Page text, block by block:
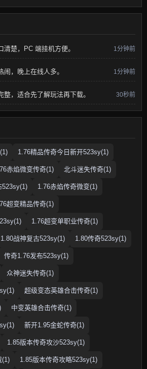
楚，PC 端挂机方便。 1分钟前
，晚上在线人多。 1分钟前
，适合先了解玩法再下载。 30秒前
1.76精品传奇今日新开523sy(1)
赤焰微变传奇(1) 北斗迷失传奇(1)
523sy(1) 1.76赤焰传奇微变(1)
超变精品传奇(1)
1.76超变单职业传奇(1)
1.80战神复古523sy(1) 1.80传奇523sy(1)
传奇1.76发布523sy(1)
众神迷失传奇(1)
超级变态英雄合击传奇(1)
中变英雄合击传奇(1)
新开1.95金蛇传奇(1)
1.85版本传奇攻沙523sy(1)
(1) 1.85版本传奇攻略523sy(1)